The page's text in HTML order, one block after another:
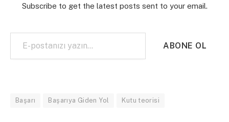
Subscribe to get the latest posts sent to your email.
E-postanızı yazın…
ABONE OL
Başarı Başarıya Giden Yol Kutu teorisi